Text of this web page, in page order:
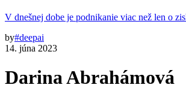
V dnešnej dobe je podnikanie viac než len o
by#deepai
14. júna 2023
Darina Abrahámová